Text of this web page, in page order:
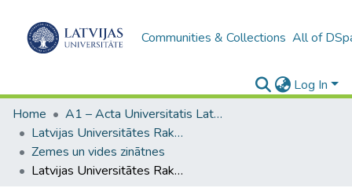
Communities & Collections All of
Log In
Home
A1 – Acta Universitatis Latviensis / Universitātes raksti / Scientific papers
Latvijas Universitātes Raksti (1949– )
Zemes un vides zinātnes
Latvijas Universitātes Raksti, 791. sēj.